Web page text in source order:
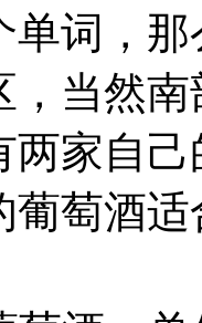
单词，
，当然
两家自
葡萄酒